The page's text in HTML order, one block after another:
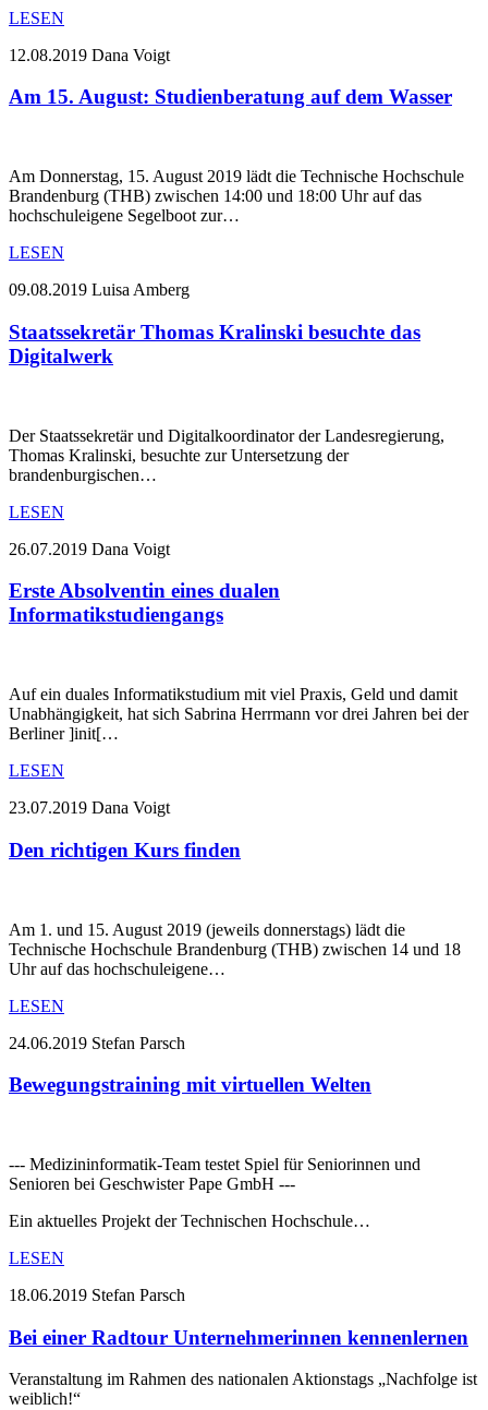
LESEN
12.08.2019 Dana Voigt
Am 15. August: Studienberatung auf dem Wasser
Am Donnerstag, 15. August 2019 lädt die Technische Hochschule
Brandenburg (THB) zwischen 14:00 und 18:00 Uhr auf das
hochschuleigene Segelboot zur…
LESEN
09.08.2019 Luisa Amberg
Staatssekretär Thomas Kralinski besuchte das
Digitalwerk
Der Staatssekretär und Digitalkoordinator der Landesregierung,
Thomas Kralinski, besuchte zur Untersetzung der
brandenburgischen…
LESEN
26.07.2019 Dana Voigt
Erste Absolventin eines dualen
Informatikstudiengangs
Auf ein duales Informatikstudium mit viel Praxis, Geld und damit
Unabhängigkeit, hat sich Sabrina Herrmann vor drei Jahren bei der
Berliner ]init[…
LESEN
23.07.2019 Dana Voigt
Den richtigen Kurs finden
Am 1. und 15. August 2019 (jeweils donnerstags) lädt die
Technische Hochschule Brandenburg (THB) zwischen 14 und 18
Uhr auf das hochschuleigene…
LESEN
24.06.2019 Stefan Parsch
Bewegungstraining mit virtuellen Welten
--- Medizininformatik-Team testet Spiel für Seniorinnen und
Senioren bei Geschwister Pape GmbH ---
Ein aktuelles Projekt der Technischen Hochschule…
LESEN
18.06.2019 Stefan Parsch
Bei einer Radtour Unternehmerinnen kennenlernen
Veranstaltung im Rahmen des nationalen Aktionstags „Nachfolge ist
weiblich!“